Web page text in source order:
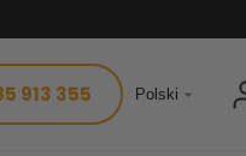
913 355 Polski 